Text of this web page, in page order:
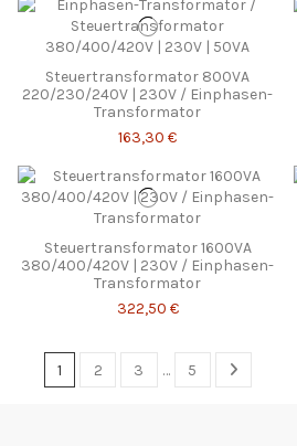
Steuertransformator 800VA
220/230/240V | 230V / Einphasen-
Transformator
163,30 €
Steuertransformator 1600VA
380/400/420V | 230V / Einphasen-
Transformator
322,50 €
1 2 3 … 5